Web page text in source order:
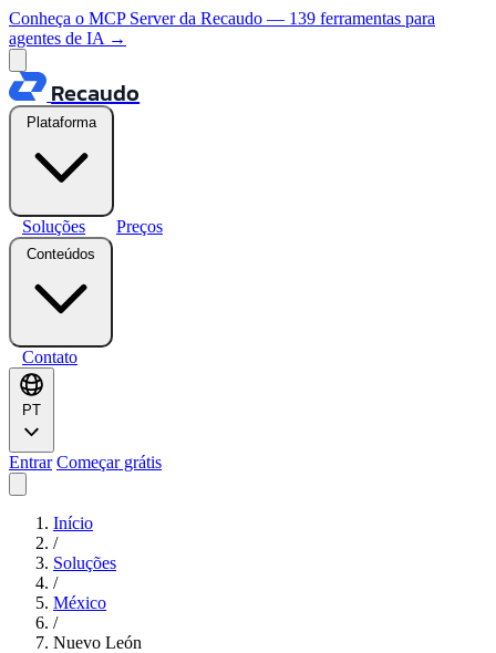
Conheça o MCP Server da Recaudo — 139 ferramentas para
agentes de IA →
Recaudo
Plataforma
Soluções Preços
Conteúdos
Contato
PT
Entrar Começar grátis
Início
/
Soluções
/
México
/
Nuevo León